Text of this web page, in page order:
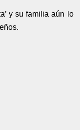
y su familia aún lo